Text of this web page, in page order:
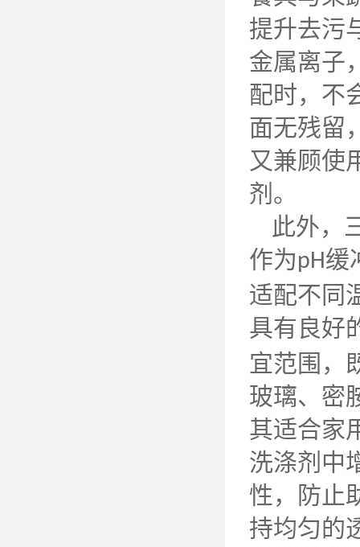
提升去污
金属离子
配时，不
面无残留
又兼顾使
剂。
此外，
作为pH缓
适配不同
具有良好
宜范围，
玻璃、密
其适合家
洗涤剂中
性，防止
持均匀的